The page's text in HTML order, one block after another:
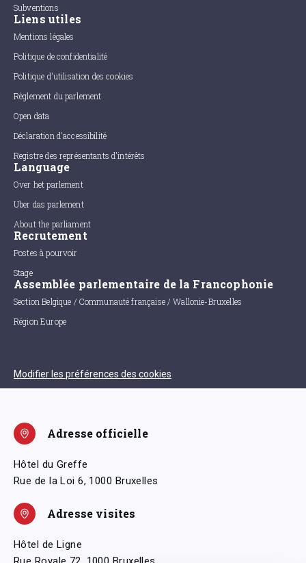
Subventions
Liens utiles
Mentions légales
Politique de confidentialité
Politique d'utilisation des cookies
Règlement du parlement
Open data
Déclaration d'accessibilité
Registre des représentants d'intérêts
Language
Over het parlement
Uber das parlement
About the parliament
Recrutement
Postes à pourvoir
Stage
Assemblée parlementaire de la Francophonie
Section Belgique / Communauté française / Wallonie-Bruxelles
Région Europe
Modifier les préférences des cookies
Adresse officielle
Hôtel du Greffe
Rue de la Loi 6, 1000 Bruxelles
Adresse visites
Hôtel de Ligne